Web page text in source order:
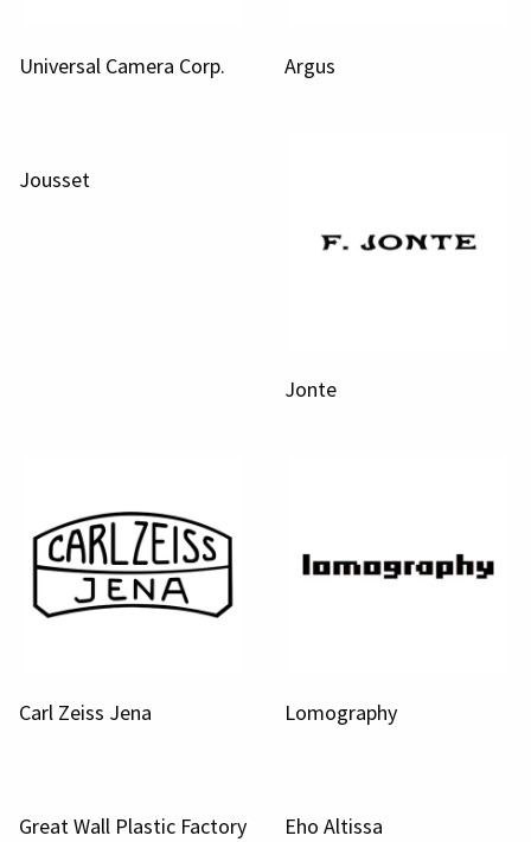
Universal Camera Corp. Argus
Jousset
Jonte
Carl Zeiss Jena Lomography
Great Wall Plastic Factory Eho Altissa